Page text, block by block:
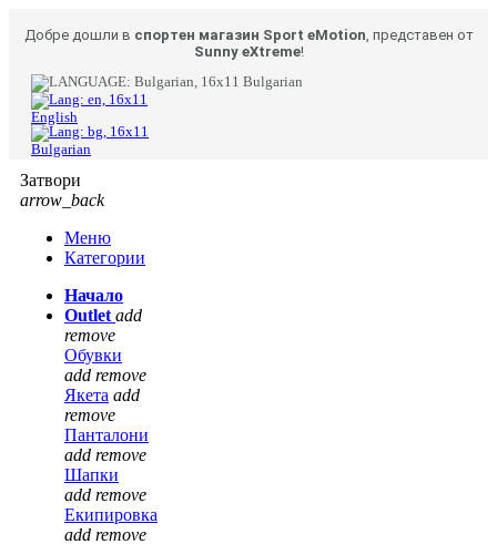
Добре дошли в спортен магазин Sport eMotion, представен от
Sunny eXtreme!
Bulgarian
English
Bulgarian
Затвори
arrow_back
Меню
Категории
Начало
Outlet add
remove
Обувки
add remove
Якета add
remove
Панталони
add remove
Шапки
add remove
Екипировка
add remove